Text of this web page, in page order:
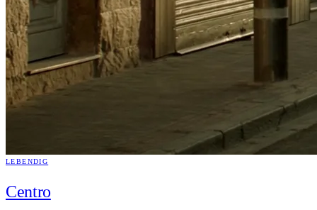
LEBENDIG
Centro